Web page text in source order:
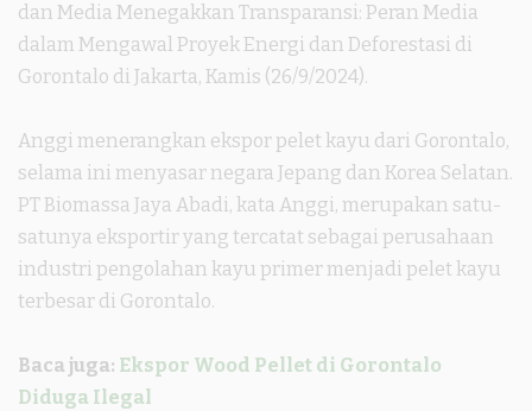
dan Media Menegakkan Transparansi: Peran Media
dalam Mengawal Proyek Energi dan Deforestasi di
Gorontalo di Jakarta, Kamis (26/9/2024).
Anggi menerangkan ekspor pelet kayu dari Gorontalo,
selama ini menyasar negara Jepang dan Korea Selatan.
PT Biomassa Jaya Abadi, kata Anggi, merupakan satu-
satunya eksportir yang tercatat sebagai perusahaan
industri pengolahan kayu primer menjadi pelet kayu
terbesar di Gorontalo.
Baca juga: Ekspor Wood Pellet di Gorontalo
Diduga Ilegal